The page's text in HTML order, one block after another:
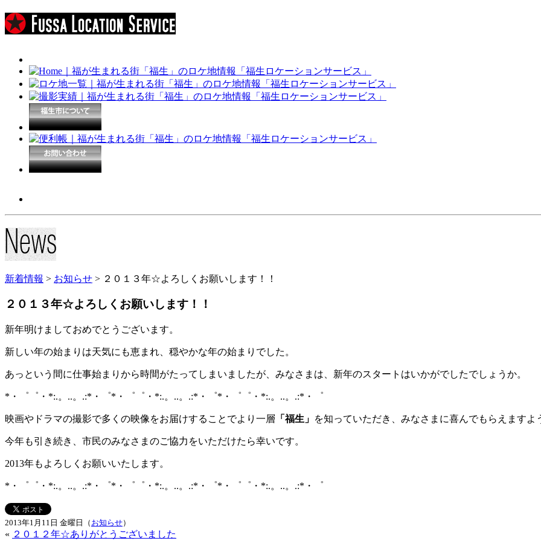
新着情報 > お知らせ > ２０１３年☆よろしくお願いします！！
２０１３年☆よろしくお願いします！！
新年明けましておめでとうございます。
新しい年の始まりは天気にも恵まれ、穏やかな年の始まりでした。
あっという間に仕事始まりから時間がたってしまいましたが、みなさまは、新年のスタートはいかがでしたでしょうか。
*・゜゜・*:.。..。.:*・゜*・゜゜・*:.。..。.:*・゜*・゜゜・*:.。..。.:*・゜
映画やドラマの撮影で多くの映像をお届けすることでより一層 「福生」 を知っていただき、みなさまに喜んでもらえますよ
今年も引き続き、市民のみなさまのご協力をいただけたら幸いです。
2013年もよろしくお願いいたします。
*・゜゜・*:.。..。.:*・゜*・゜゜・*:.。..。.:*・゜*・゜゜・*:.。..。.:*・゜
2013年1月11日 金曜日（ お知らせ）
« ２０１２年☆ありがとうございました